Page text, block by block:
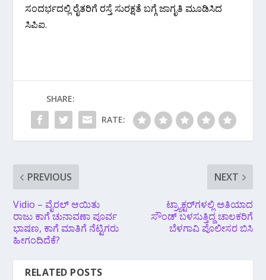
ಸಂದರ್ಭದಲ್ಲಿ ರೈತರಿಗೆ ರಸ್ತೆ ಸುರಕ್ಷತೆ ಬಗ್ಗೆ ಜಾಗೃತಿ ಮೂಡಿಸಿದ
ಸಿಪಿಐ.
SHARE:
RATE:
PREVIOUS
Vidio – ವೈರಲ್ ಆಯಿತು
ರಾಜು ಕಾಗೆ ಚುನಾವಣಾ ಪೂರ್ವ
ಭಾಷಣ, ಕಾಗೆ ಮಾತಿಗೆ ನೆಟ್ಟಿಗರು
ಹೀಗಂದಿದೆಕೆ?
NEXT
ಟ್ರ್ಯಾಕ್ಟರ್‌ಗಳಲ್ಲಿ ಅತಿಯಾದ
ಸೌಂಡ್ ಬಳಸುತ್ತಿದ್ದ ಚಾಲಕರಿಗೆ
ಬೆಳಗಾವಿ ಪೊಲೀಸರ ಬಿಸಿ
RELATED POSTS